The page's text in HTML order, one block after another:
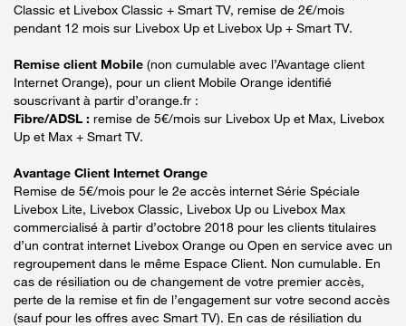
Classic et Livebox Classic + Smart TV, remise de 2€/mois
pendant 12 mois sur Livebox Up et Livebox Up + Smart TV.
Remise client Mobile (non cumulable avec l’Avantage client
Internet Orange), pour un client Mobile Orange identifié
souscrivant à partir d’orange.fr :
Fibre/ADSL : remise de 5€/mois sur Livebox Up et Max, Livebox
Up et Max + Smart TV.
Avantage Client Internet Orange
Remise de 5€/mois pour le 2e accès internet Série Spéciale
Livebox Lite, Livebox Classic, Livebox Up ou Livebox Max
commercialisé à partir d’octobre 2018 pour les clients titulaires
d’un contrat internet Livebox Orange ou Open en service avec un
regroupement dans le même Espace Client. Non cumulable. En
cas de résiliation ou de changement de votre premier accès,
perte de la remise et fin de l’engagement sur votre second accès
(sauf pour les offres avec Smart TV). En cas de résiliation du